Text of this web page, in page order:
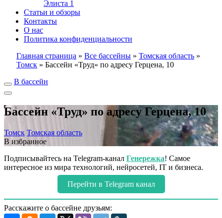
Элиста 1
Статьи и обзоры
Контакты
О нас
Политика конфиденциальности
Главная страница » Все бассейны » Томская область »
Томск » Бассейн «Труд» по адресу Герцена, 10
В бассейн
Бассейн «Труд» по адресу Герцена, 10
Томск Томская область
В избранное
Подписывайтесь на Telegram-канал Генережка! Самое
интересное из мира технологий, нейросетей, IT и бизнеса.
Перейти в Telegram канал
Расскажите о бассейне друзьям: